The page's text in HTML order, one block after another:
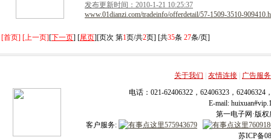
发布更新时间：2010-1-21 10:25:37
www.01dianzi.com/tradeinfo/offerdetail/57-1509-3510-
[首页] [上一页][下一页] [尾页][页次 第1页/共2页] [共35条 27条/页]
关于我们 友情连接
广告服务
电话：021-62406322，62406323，
E-mail:
第一电子网·版权
客户服务:
苏ICP备